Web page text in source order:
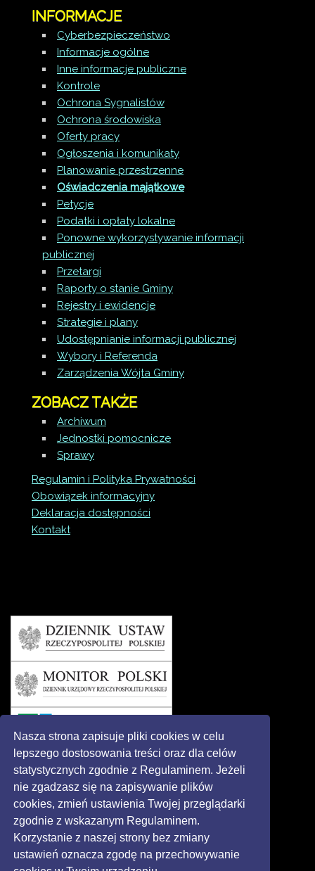
Nasza strona zapisuje pliki cookies w celu
lepszego dostosowania treści oraz dla celów
statystycznych zgodnie z Regulaminem. Jeżeli
nie zgadzasz się na zapisywanie plików
cookies, zmień ustawienia Twojej przeglądarki
zgodnie z wskazanym Regulaminem.
Korzystanie z naszej strony bez zmiany
ustawień oznacza zgodę na przechowywanie
INFORMACJE
Cyberbezpieczeństwo
Informacje ogólne
Inne informacje publiczne
Kontrole
Ochrona Sygnalistów
Ochrona środowiska
Oferty pracy
Ogłoszenia i komunikaty
Planowanie przestrzenne
Oświadczenia majątkowe
Petycje
Podatki i opłaty lokalne
Ponowne wykorzystywanie informacji
publicznej
Przetargi
Raporty o stanie Gminy
Rejestry i ewidencje
Strategie i plany
Udostępnianie informacji publicznej
Wybory i Referenda
Zarządzenia Wójta Gminy
ZOBACZ TAKŻE
Archiwum
Jednostki pomocnicze
Sprawy
Regulamin i Polityka Prywatności
Obowiązek informacyjny
Deklaracja dostępności
Kontakt